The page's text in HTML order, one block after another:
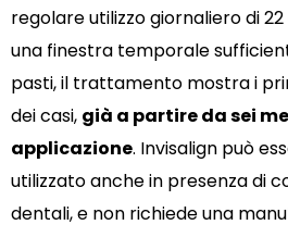
regolare utilizzo giornaliero di
una finestra temporale
pasti, il trattamento mostra i
dei casi, già a partire da sei
applicazione. Invisalign può
utilizzato anche in presenza di
dentali, e non richiede una